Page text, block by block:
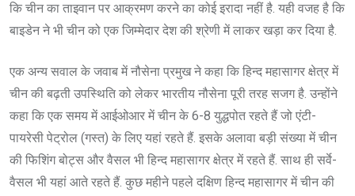
कि चीन का ताइवान पर आक्रमण करने का कोई इरादा नहीं है. यही वजह है कि
बाइडेन ने भी चीन को एक जिम्मेदार देश की श्रेणी में लाकर खड़ा कर दिया है.
एक अन्य सवाल के जवाब में नौसेना प्रमुख ने कहा कि हिन्द महासागर क्षेत्र में
चीन की बढ़ती उपस्थिति को लेकर भारतीय नौसेना पूरी तरह सजग है. उन्होंने
कहा कि एक समय में आईओआर में चीन के 6-8 युद्धपोत रहते हैं जो एंटी-
पायरेसी पेट्रोल (गस्त) के लिए यहां रहते हैं. इसके अलावा बड़ी संख्या में चीन
की फिशिंग बोट्स और वैसल भी हिन्द महासागर क्षेत्र में रहते हैं. साथ ही सर्वे-
वैसल भी यहां आते रहते हैं. कुछ महीने पहले दक्षिण हिन्द महासागर में चीन की